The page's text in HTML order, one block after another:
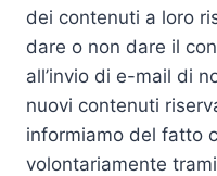
dei contenuti a loro
dare o non dare il
all’invio di e-mail di
nuovi contenuti
informiamo del fatto
volontariamente